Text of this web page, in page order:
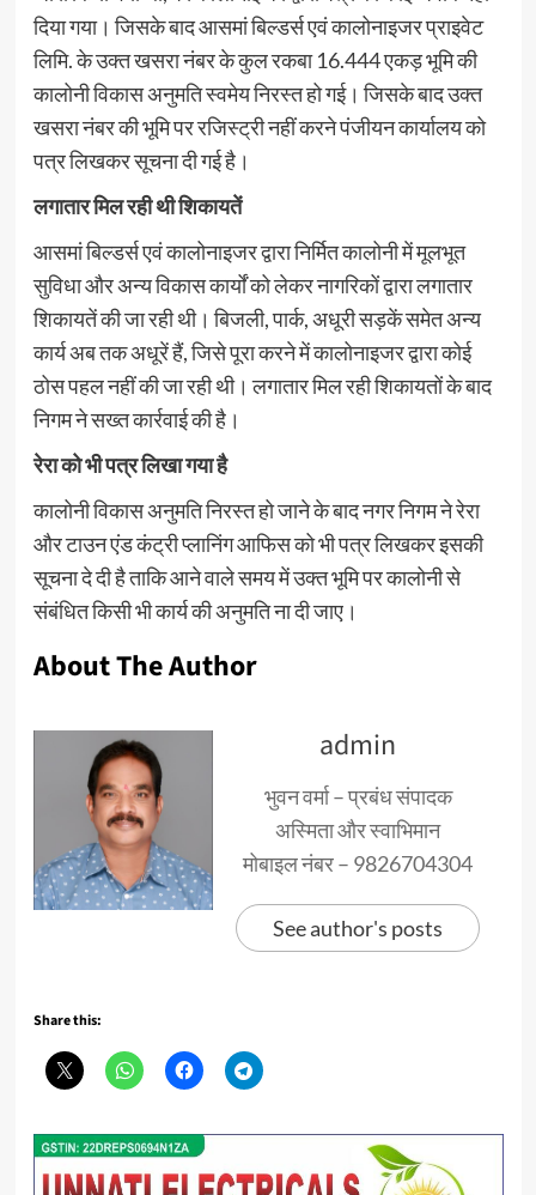
दिया गया। जिसके बाद आसमां बिल्डर्स एवं कालोनाइजर प्राइवेट
लिमि. के उक्त खसरा नंबर के कुल रकबा 16.444 एकड़ भूमि की
कालोनी विकास अनुमति स्वमेय निरस्त हो गई। जिसके बाद उक्त
खसरा नंबर की भूमि पर रजिस्ट्री नहीं करने पंजीयन कार्यालय को
पत्र लिखकर सूचना दी गई है।
लगातार मिल रही थी शिकायतें
आसमां बिल्डर्स एवं कालोनाइजर द्वारा निर्मित कालोनी में मूलभूत
सुविधा और अन्य विकास कार्यों को लेकर नागरिकों द्वारा लगातार
शिकायतें की जा रही थी। बिजली, पार्क, अधूरी सड़कें समेत अन्य
कार्य अब तक अधूरें हैं, जिसे पूरा करने में कालोनाइजर द्वारा कोई
ठोस पहल नहीं की जा रही थी। लगातार मिल रही शिकायतों के बाद
निगम ने सख्त कार्रवाई की है।
रेरा को भी पत्र लिखा गया है
कालोनी विकास अनुमति निरस्त हो जाने के बाद नगर निगम ने रेरा
और टाउन एंड कंट्री प्लानिंग आफिस को भी पत्र लिखकर इसकी
सूचना दे दी है ताकि आने वाले समय में उक्त भूमि पर कालोनी से
संबंधित किसी भी कार्य की अनुमति ना दी जाए।
About The Author
admin
भुवन वर्मा – प्रबंध संपादक
अस्मिता और स्वाभिमान
मोबाइल नंबर – 9826704304
See author's posts
Share this: